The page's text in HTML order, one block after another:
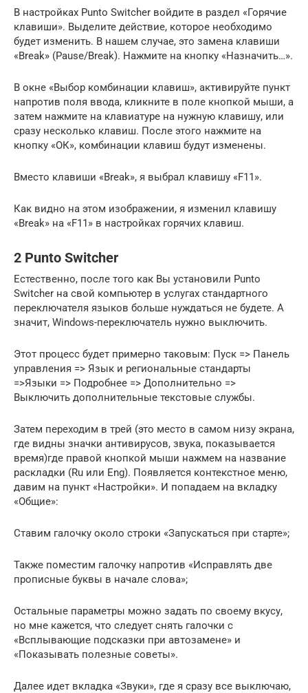
В настройках Punto Switcher войдите в раздел «Горячие
клавиши». Выделите действие, которое необходимо
будет изменить. В нашем случае, это замена клавиши
«Break» (Pause/Break). Нажмите на кнопку «Назначить…».
В окне «Выбор комбинации клавиш», активируйте пункт
напротив поля ввода, кликните в поле кнопкой мыши, а
затем нажмите на клавиатуре на нужную клавишу, или
сразу несколько клавиш. После этого нажмите на
кнопку «ОК», комбинации клавиш будут изменены.
Вместо клавиши «Break», я выбрал клавишу «F11».
Как видно на этом изображении, я изменил клавишу
«Break» на «F11» в настройках горячих клавиш.
2 Punto Switcher
Естественно, после того как Вы установили Punto
Switcher на свой компьютер в услугах стандартного
переключателя языков больше нуждаться не будете. А
значит, Windows-переключатель нужно выключить.
Этот процесс будет примерно таковым: Пуск => Панель
управления => Язык и региональные стандарты
=>Языки => Подробнее => Дополнительно =>
Выключить дополнительные текстовые службы.
Затем переходим в трей (это место в самом низу экрана,
где видны значки антивирусов, звука, показывается
время)где правой кнопкой мыши нажмем на название
раскладки (Ru или Eng). Появляется контекстное меню,
давим на пункт «Настройки». И попадаем на вкладку
«Общие»:
Ставим галочку около строки «Запускаться при старте»;
Также поместим галочку напротив «Исправлять две
прописные буквы в начале слова»;
Остальные параметры можно задать по своему вкусу,
но мне кажется, что следует снять галочки с
«Всплывающие подсказки при автозамене» и
«Показывать полезные советы».
Далее идет вкладка «Звуки», где я сразу все выключаю,